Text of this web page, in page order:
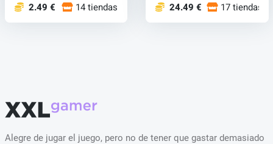
2.49 € 14 tiendas 24.49 € 17 tiendas
Alegre de jugar el juego, pero no de tener que gastar demasiado